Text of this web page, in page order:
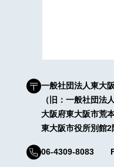
一般社団法人東大
（旧：一般社団法
大阪府東大阪市荒
東大阪市役所別館2
06-4309-8083